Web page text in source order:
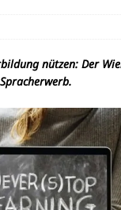
nützen: Der